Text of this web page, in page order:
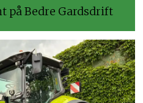
på Bedre Gardsdrift